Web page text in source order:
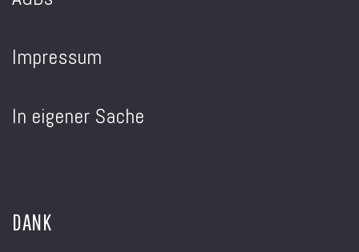
Impressum
In eigener Sache
DANK